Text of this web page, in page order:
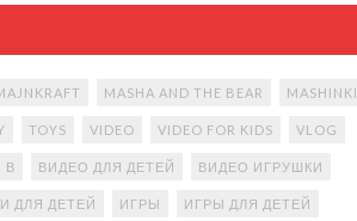
MASHA AND THE BEAR MASHINKI
TOYS VIDEO VIDEO FOR KIDS VLOG
В ВИДЕО ДЛЯ ДЕТЕЙ ВИДЕО ИГРУШКИ
ДЛЯ ДЕТЕЙ ИГРЫ ИГРЫ ДЛЯ ДЕТЕЙ